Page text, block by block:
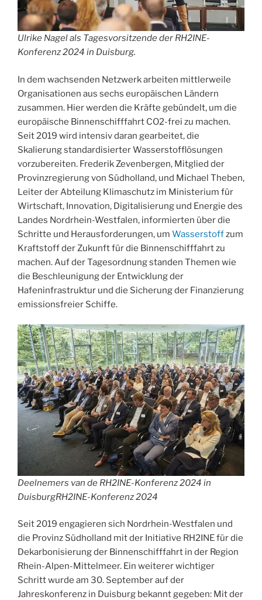
Ulrike Nagel als Tagesvorsitzende der RH2INE-
Konferenz 2024 in Duisburg.
In dem wachsenden Netzwerk arbeiten mittlerweile
Organisationen aus sechs europäischen Ländern
zusammen. Hier werden die Kräfte gebündelt, um die
europäische Binnenschifffahrt CO2-frei zu machen.
Seit 2019 wird intensiv daran gearbeitet, die
Skalierung standardisierter Wasserstofflösungen
vorzubereiten. Frederik Zevenbergen, Mitglied der
Provinzregierung von Südholland, und Michael Theben,
Leiter der Abteilung Klimaschutz im Ministerium für
Wirtschaft, Innovation, Digitalisierung und Energie des
Landes Nordrhein-Westfalen, informierten über die
Schritte und Herausforderungen, um Wasserstoffzum
Kraftstoff der Zukunft für die Binnenschifffahrt zu
machen. Auf der Tagesordnung standen Themen wie
die Beschleunigung der Entwicklung der
Hafeninfrastruktur und die Sicherung der Finanzierung
emissionsfreier Schiffe.
Deelnemers van de RH2INE-Konferenz 2024 in
DuisburgRH2INE-Konferenz 2024
Seit 2019 engagieren sich Nordrhein-Westfalen und
die Provinz Südholland mit der Initiative RH2INE für die
Dekarbonisierung der Binnenschifffahrt in der Region
Rhein-Alpen-Mittelmeer. Ein weiterer wichtiger
Schritt wurde am 30. September auf der
Jahreskonferenz in Duisburg bekannt gegeben: Mit der